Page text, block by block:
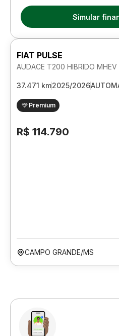
Simular
FIAT PULSE
AUDACE T200 HIBRIDO
37.471 km2025/2026
Premium
R$ 114.790
CAMPO GRANDE/MS